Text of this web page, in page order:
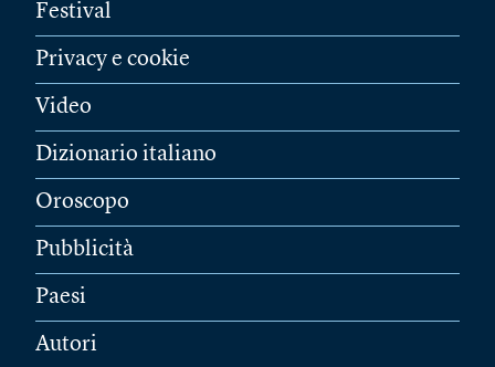
Festival
Privacy e cookie
Video
Dizionario italiano
Oroscopo
Pubblicità
Paesi
Autori